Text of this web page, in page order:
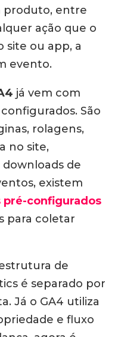
produto, entre
ação que o
site ou app, a
evento.
já vem com
São
rolagens,
no site,
de
existem
configurados
para coletar
de
é separado por
Já o GA4 utiliza
e fluxo